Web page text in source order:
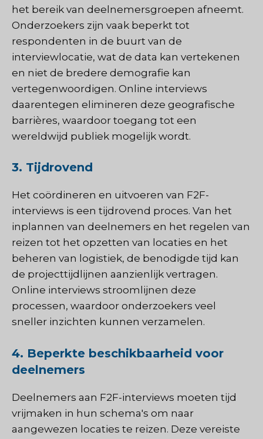
het bereik van deelnemersgroepen afneemt.
Onderzoekers zijn vaak beperkt tot
respondenten in de buurt van de
interviewlocatie, wat de data kan vertekenen
en niet de bredere demografie kan
vertegenwoordigen. Online interviews
daarentegen elimineren deze geografische
barrières, waardoor toegang tot een
wereldwijd publiek mogelijk wordt.
3. Tijdrovend
Het coördineren en uitvoeren van F2F-
interviews is een tijdrovend proces. Van het
inplannen van deelnemers en het regelen van
reizen tot het opzetten van locaties en het
beheren van logistiek, de benodigde tijd kan
de projecttijdlijnen aanzienlijk vertragen.
Online interviews stroomlijnen deze
processen, waardoor onderzoekers veel
sneller inzichten kunnen verzamelen.
4. Beperkte beschikbaarheid voor
deelnemers
Deelnemers aan F2F-interviews moeten tijd
vrijmaken in hun schema's om naar
aangewezen locaties te reizen. Deze vereiste